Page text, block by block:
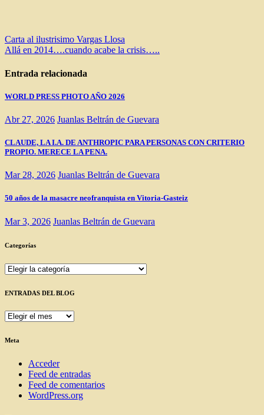
Navegación
de
entradas
Carta al ilustrisimo Vargas Llosa
Allá en 2014….cuando acabe la crisis…..
Entrada relacionada
WORLD PRESS PHOTO AÑO 2026
Abr 27, 2026 Juanlas Beltrán de Guevara
CLAUDE, LA I.A. DE ANTHROPIC PARA PERSONAS CON CRITERIO
PROPIO. MERECE LA PENA.
Mar 28, 2026 Juanlas Beltrán de Guevara
50 años de la masacre neofranquista en Vitoria-Gasteiz
Mar 3, 2026 Juanlas Beltrán de Guevara
Categorías
Categorías
ENTRADAS DEL BLOG
ENTRADAS
BLOG
Meta
Acceder
Feed de entradas
Feed de comentarios
WordPress.org